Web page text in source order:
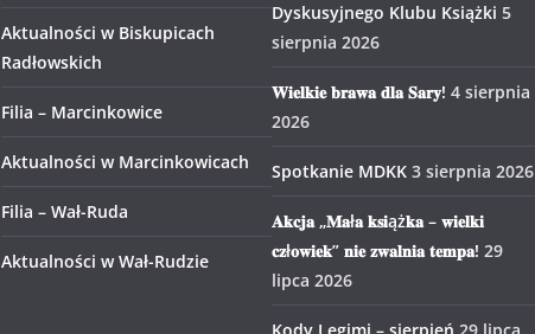
Aktualności w Biskupicach
Radłowskich
Filia – Marcinkowice
Aktualności w Marcinkowicach
Filia – Wał-Ruda
Aktualności w Wał-Rudzie
Dyskusyjnego Klubu Książki 5
sierpnia 2026
𝐖𝐢𝐞𝐥𝐤𝐢𝐞 𝐛𝐫𝐚𝐰𝐚 𝐝𝐥𝐚 𝐒𝐚𝐫𝐲! 4 sierpnia
2026
Spotkanie MDKK 3 sierpnia 2026
𝐀𝐤𝐜𝐣𝐚 „𝐌𝐚ł𝐚 𝐤𝐬𝐢ąż𝐤𝐚 – 𝐰𝐢𝐞𝐥𝐤𝐢
𝐜𝐳ł𝐨𝐰𝐢𝐞𝐤” 𝐧𝐢𝐞 𝐳𝐰𝐚𝐥𝐧𝐢𝐚 𝐭𝐞𝐦𝐩𝐚! 29
lipca 2026